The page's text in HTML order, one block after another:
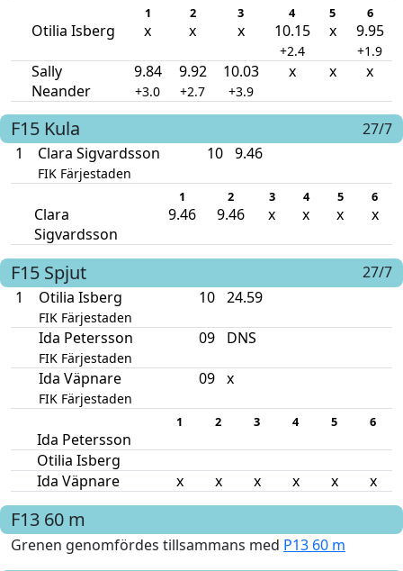
1 2 3 4 5 6
Otilia Isberg x x x 10.15
+2.4
x 9.95
+1.9
Sally
Neander
9.84
+3.0
9.92
+2.7
10.03
+3.9
x x x
F15 Kula
27/7
1
Clara Sigvardsson
FIK Färjestaden
10 9.46
1 2 3 4 5 6
Clara
Sigvardsson
9.46 9.46 x x x x
F15 Spjut
27/7
1
Otilia Isberg
FIK Färjestaden
10 24.59
Ida Petersson
FIK Färjestaden
09 DNS
Ida Väpnare
FIK Färjestaden
09 x
1 2 3 4 5 6
Ida Petersson
Otilia Isberg
Ida Väpnare
x x x x x x
F13 60 m
Grenen genomfördes tillsammans med P13 60 m